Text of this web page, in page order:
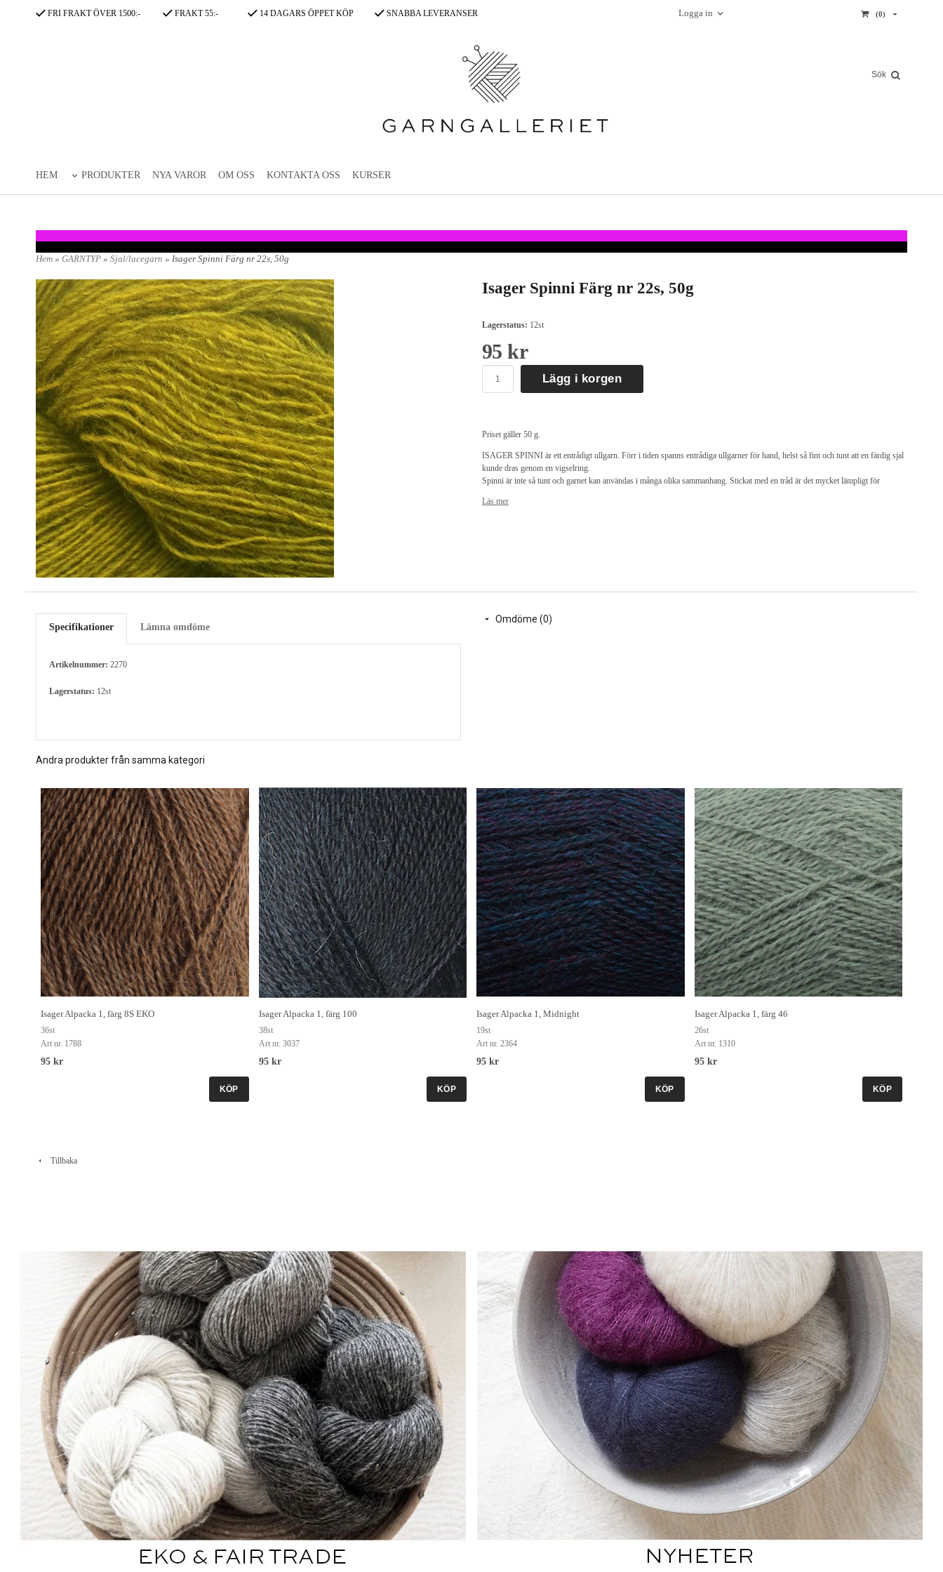
FRI FRAKT ÖVER 1500:- FRAKT 55:- 14 DAGARS ÖPPET KÖP SNABBA LEVERANSER Logga in (0)
HEM PRODUKTER NYA VAROR OM OSS KONTAKTA OSS KURSER
Hem » GARNTYP » Sjal/lacegarn » Isager Spinni Färg nr 22s, 50g
Isager Spinni Färg nr 22s, 50g
Lagerstatus: 12st
95 kr
Lägg i korgen
Priset gäller 50 g.
ISAGER SPINNI är ett entrådigt ullgarn. Förr i tiden spanns entrådiga ullgarner för hand, helst så fint och tunt att en färdig sjal
kunde dras genom en vigselring.
Spinni är inte så tunt och garnet kan användas i många olika sammanhang. Stickat med en tråd är det mycket lämpligt för
Stickat runt på rundstickor tenderar det stickade plagget att vrida sig snett, men om du stickar ett flerfärgat mönster är detta
Spinni + Alpaca 1: stickor 3 mm = 24 m/ 28 varv = 10 x 10 cm
Spinni + Alpaca 2: stickor 3,5 mm = 20 m/ 26 varv = 10 x 10 cm
Läs mer
Specifikationer Lämna omdöme
Artikelnummer: 2270
Lagerstatus: 12st
Omdöme (0)
Andra produkter från samma kategori
Isager Alpacka 1, färg 8S EKO
36st
Art nr. 1788
95 kr
KÖP
Isager Alpacka 1, färg 100
38st
Art nr. 3037
95 kr
KÖP
Isager Alpacka 1, Midnight
19st
Art nr. 2364
95 kr
KÖP
Isager Alpacka 1, färg 46
26st
Art nr. 1310
95 kr
KÖP
Tillbaka